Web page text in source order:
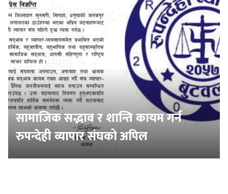
सामाजिक सद्भाव र शान्ति कायम गर्न
रुपन्देही व्यापार संघको अपिल